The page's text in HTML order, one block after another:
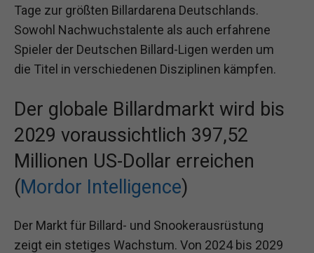
Tage zur größten Billardarena Deutschlands.
Sowohl Nachwuchstalente als auch erfahrene
Spieler der Deutschen Billard-Ligen werden um
die Titel in verschiedenen Disziplinen kämpfen.
Der globale Billardmarkt wird bis
2029 voraussichtlich 397,52
Millionen US-Dollar erreichen
(Mordor Intelligence)
Der Markt für Billard- und Snookerausrüstung
zeigt ein stetiges Wachstum. Von 2024 bis 2029